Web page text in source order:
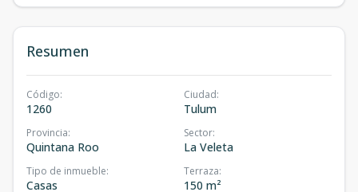
Resumen
Código:
1260
Ciudad:
Tulum
Provincia:
Quintana Roo
Sector:
La Veleta
Tipo de inmueble:
Casas
Terraza:
150 m²